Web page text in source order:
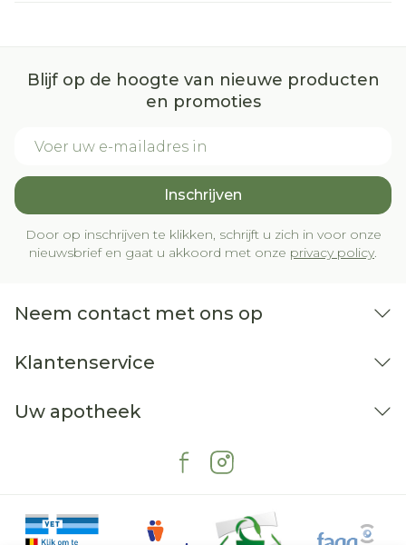
Blijf op de hoogte van nieuwe producten
en promoties
Inschrijven
Door op inschrijven te klikken, schrijft u zich in voor onze
nieuwsbrief en gaat u akkoord met onze privacy policy.
Neem contact met ons op
Klantenservice
Uw apotheek